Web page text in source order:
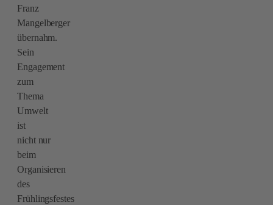
Franz
Mangelberger
übernahm.
Sein
Engagement
zum
Thema
Umwelt
ist
nicht nur
beim
Organisieren
des
Frühlingsfestes